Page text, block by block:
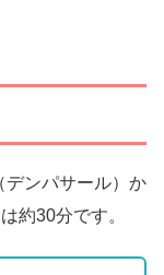
デンパサール）か
約30分です。